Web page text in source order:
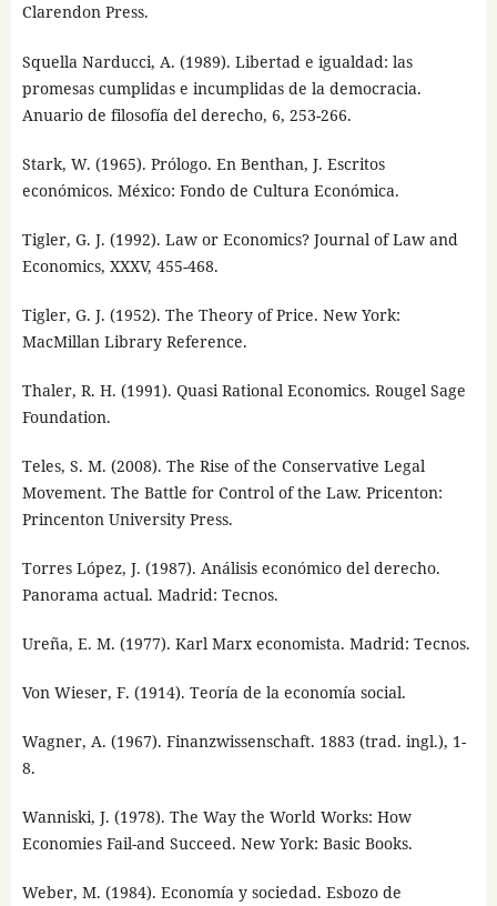
Clarendon Press.
Squella Narducci, A. (1989). Libertad e igualdad: las
promesas cumplidas e incumplidas de la democracia.
Anuario de filosofía del derecho, 6, 253-266.
Stark, W. (1965). Prólogo. En Benthan, J. Escritos
económicos. México: Fondo de Cultura Económica.
Tigler, G. J. (1992). Law or Economics? Journal of Law and
Economics, XXXV, 455-468.
Tigler, G. J. (1952). The Theory of Price. New York:
MacMillan Library Reference.
Thaler, R. H. (1991). Quasi Rational Economics. Rougel Sage
Foundation.
Teles, S. M. (2008). The Rise of the Conservative Legal
Movement. The Battle for Control of the Law. Pricenton:
Princenton University Press.
Torres López, J. (1987). Análisis económico del derecho.
Panorama actual. Madrid: Tecnos.
Ureña, E. M. (1977). Karl Marx economista. Madrid: Tecnos.
Von Wieser, F. (1914). Teoría de la economía social.
Wagner, A. (1967). Finanzwissenschaft. 1883 (trad. ingl.), 1-
8.
Wanniski, J. (1978). The Way the World Works: How
Economies Fail-and Succeed. New York: Basic Books.
Weber, M. (1984). Economía y sociedad. Esbozo de